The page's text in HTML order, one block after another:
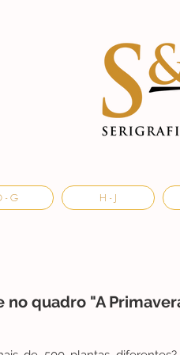
- G H - J
no quadro "A